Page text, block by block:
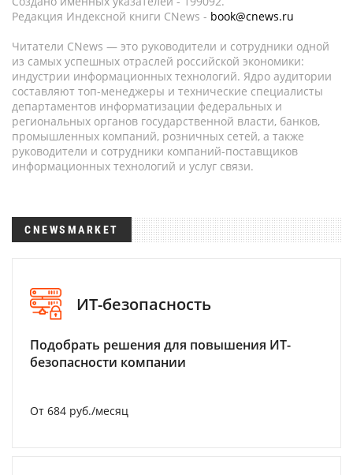
Редакция Индексной книги CNews - book@cnews.ru
Читатели CNews — это руководители и сотрудники одной
из самых успешных отраслей российской экономики:
индустрии информационных технологий. Ядро аудитории
составляют топ-менеджеры и технические специалисты
департаментов информатизации федеральных и
региональных органов государственной власти, банков,
промышленных компаний, розничных сетей, а также
руководители и сотрудники компаний-поставщиков
информационных технологий и услуг связи.
CNEWSMARKET
ИТ-безопасность
Подобрать решения для повышения ИТ-
безопасности компании
От 684 руб./месяц